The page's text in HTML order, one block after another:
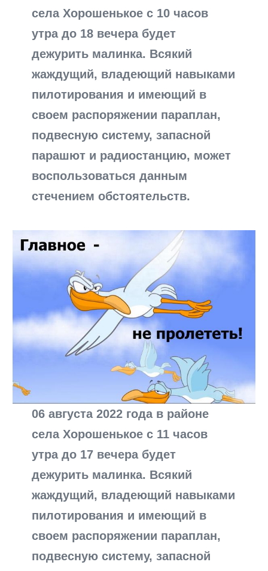
села Хорошенькое с 10 часов
утра до 18 вечера будет
дежурить малинка. Всякий
жаждущий, владеющий навыками
пилотирования и имеющий в
своем распоряжении параплан,
подвесную систему, запасной
парашют и радиостанцию, может
воспользоваться данным
стечением обстоятельств.
06 августа 2022 года в районе
села Хорошенькое с 11 часов
утра до 17 вечера будет
дежурить малинка. Всякий
жаждущий, владеющий навыками
пилотирования и имеющий в
своем распоряжении параплан,
подвесную систему, запасной